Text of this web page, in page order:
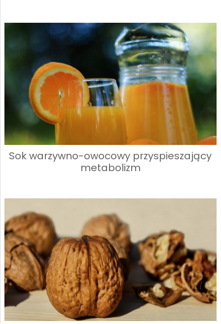
Sok warzywno-owocowy przyspieszający
metabolizm